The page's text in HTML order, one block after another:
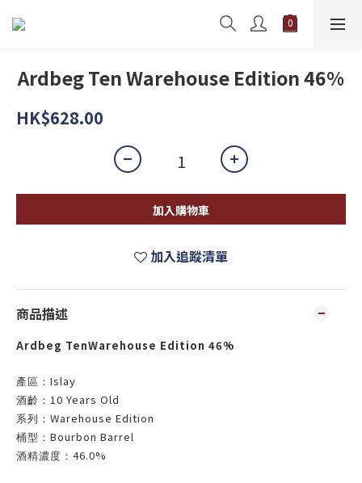
Ardbeg Ten Warehouse Edition 46%
HK$628.00
加入購物車
加入追蹤清單
商品描述
Ardbeg TenWarehouse Edition 46%
產區： Islay
酒齡： 10 Years Old
系列： Warehouse Edition
桶型： Bourbon Barrel
酒精濃度： 46.0%